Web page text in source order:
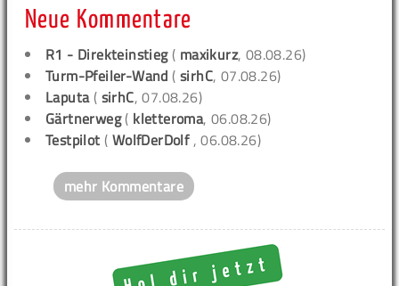
Neue Kommentare
R1 - Direkteinstieg( maxikurz, 08.08.26)
Turm-Pfeiler-Wand (sirhC, 07.08.26)
Laputa( sirhC, 07.08.26)
Gärtnerweg( kletteroma, 06.08.26)
Testpilot ( WolfDerDolf , 06.08.26)
mehr Kommentare